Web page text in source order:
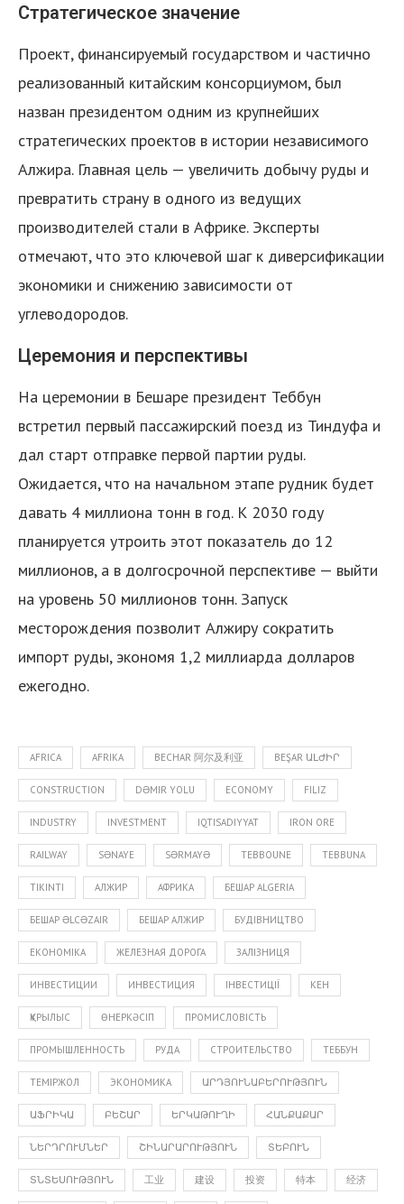
Стратегическое значение
Проект, финансируемый государством и частично
реализованный китайским консорциумом, был
назван президентом одним из крупнейших
стратегических проектов в истории независимого
Алжира. Главная цель — увеличить добычу руды и
превратить страну в одного из ведущих
производителей стали в Африке. Эксперты
отмечают, что это ключевой шаг к диверсификации
экономики и снижению зависимости от
углеводородов.
Церемония и перспективы
На церемонии в Бешаре президент Теббун
встретил первый пассажирский поезд из Тиндуфа и
дал старт отправке первой партии руды.
Ожидается, что на начальном этапе рудник будет
давать 4 миллиона тонн в год. К 2030 году
планируется утроить этот показатель до 12
миллионов, а в долгосрочной перспективе — выйти
на уровень 50 миллионов тонн. Запуск
месторождения позволит Алжиру сократить
импорт руды, экономя 1,2 миллиарда долларов
ежегодно.
AFRICA AFRIKA BECHAR 阿尔及利亚 BEŞAR ԱԼԺԻՐ
CONSTRUCTION DƏMIR YOLU ECONOMY FILIZ
INDUSTRY INVESTMENT IQTISADIYYAT IRON ORE
RAILWAY SƏNAYE SƏRMAYƏ TEBBOUNE TEBBUNA
TIKINTI АЛЖИР АФРИКА БЕШАР ALGERIA
БЕШАР ƏLCƏZAIR БЕШАР АЛЖИР БУДІВНИЦТВО
ЕКОНОМІКА ЖЕЛЕЗНАЯ ДОРОГА ЗАЛІЗНИЦЯ
ИНВЕСТИЦИИ ИНВЕСТИЦИЯ ІНВЕСТИЦІЇ КЕН
ҚҰРЫЛЫС ӨНЕРКӘСІП ПРОМИСЛОВІСТЬ
ПРОМЫШЛЕННОСТЬ РУДА СТРОИТЕЛЬСТВО ТЕББУН
ТЕМІРЖОЛ ЭКОНОМИКА ԱՐԴՅՈՒՆԱԲԵՐՈՒԹՅՈՒՆ
ԱՖՐԻԿԱ ԲԵՇԱՐ ԵՐԿԱԹՈՒՂԻ ՀԱՆՔԱՔԱՐ
ՆԵՐԴՐՈՒՄՆԵՐ ՇԻՆԱՐԱՐՈՒԹՅՈՒՆ ՏԵԲՈՒՆ
ՏՆՏԵՍՈՒԹՅՈՒՆ 工业 建设 投资 特本 经济